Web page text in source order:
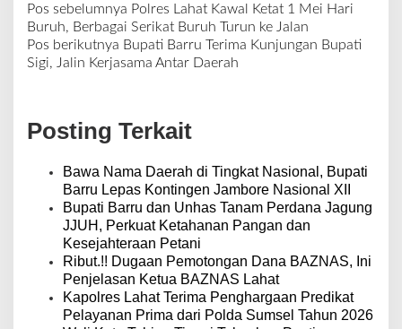
N
a
v
a
s
Pos sebelumnya Polres Lahat Kawal Ketat 1 Mei Hari
Buruh, Berbagai Serikat Buruh Turun ke Jalan
Pos berikutnya Bupati Barru Terima Kunjungan Bupati
Sigi, Jalin Kerjasama Antar Daerah
Posting Terkait
Bawa Nama Daerah di Tingkat Nasional, Bupati
Barru Lepas Kontingen Jambore Nasional XII
Bupati Barru dan Unhas Tanam Perdana Jagung
JJUH, Perkuat Ketahanan Pangan dan
Kesejahteraan Petani
Ribut.!! Dugaan Pemotongan Dana BAZNAS, Ini
Penjelasan Ketua BAZNAS Lahat
Kapolres Lahat Terima Penghargaan Predikat
Pelayanan Prima dari Polda Sumsel Tahun 2026